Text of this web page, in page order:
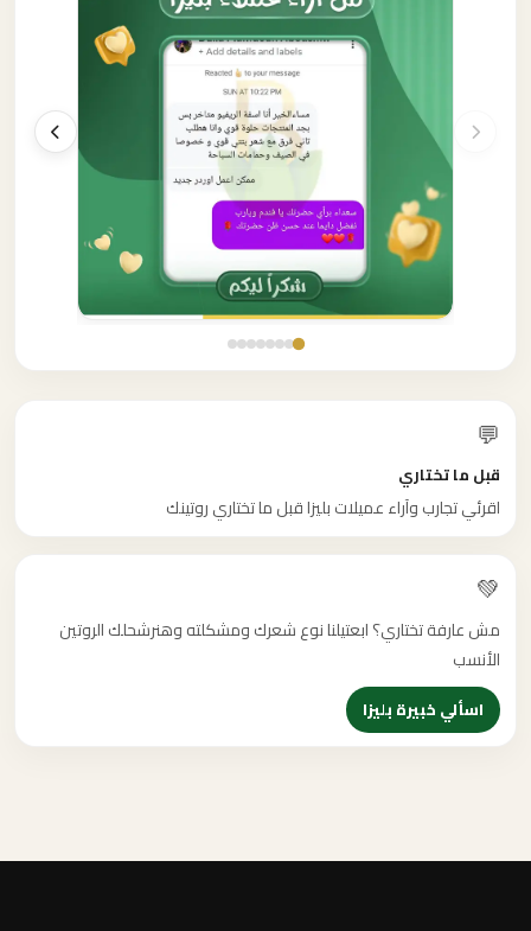
💬
قبل ما تختاري
اقرئي تجارب وآراء عميلات بليزا قبل ما تختاري روتينك
💚
مش عارفة تختاري؟ ابعتيلنا نوع شعرك ومشكلته وهنرشحلك الروتين
الأنسب
اسألي خبيرة بليزا